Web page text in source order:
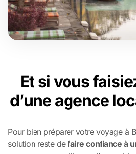
Et si vous
d’une agence
Pour bien préparer votre voyage à
solution reste defaire confiance à